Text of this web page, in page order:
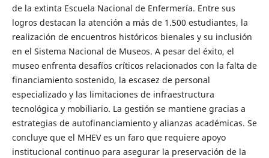
de la extinta Escuela Nacional de Enfermería. Entre sus
logros destacan la atención a más de 1.500 estudiantes, la
realización de encuentros históricos bienales y su inclusión
en el Sistema Nacional de Museos. A pesar del éxito, el
museo enfrenta desafíos críticos relacionados con la falta de
financiamiento sostenido, la escasez de personal
especializado y las limitaciones de infraestructura
tecnológica y mobiliario. La gestión se mantiene gracias a
estrategias de autofinanciamiento y alianzas académicas. Se
concluye que el MHEV es un faro que requiere apoyo
institucional continuo para asegurar la preservación de la